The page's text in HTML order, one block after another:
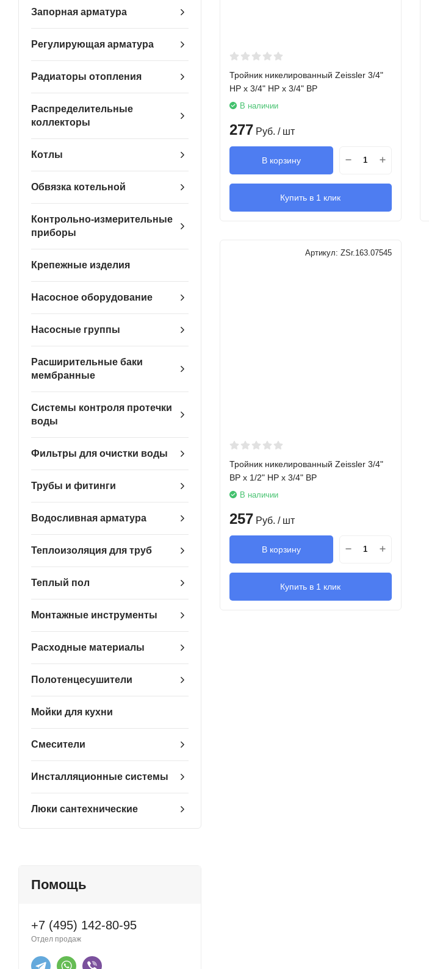
Запорная арматура
Регулирующая арматура
Радиаторы отопления
Распределительные
коллекторы
Котлы
Обвязка котельной
Контрольно-измерительные
приборы
Крепежные изделия
Насосное оборудование
Насосные группы
Расширительные баки
мембранные
Системы контроля протечки
воды
Фильтры для очистки воды
Трубы и фитинги
Водосливная арматура
Теплоизоляция для труб
Теплый пол
Монтажные инструменты
Расходные материалы
Полотенцесушители
Мойки для кухни
Смесители
Инсталляционные системы
Люки сантехнические
Помощь
+7 (495) 142-80-95
Отдел продаж
Тройник никелированный Zeissler 3/4"
НР х 3/4" НР х 3/4" ВР
В наличии
277 Руб. / шт
В корзину
Купить в 1 клик
Артикул: ZSr.163.07545
Тройник никелированный Zeissler 3/4"
ВР х 1/2" НР х 3/4" ВР
В наличии
257 Руб. / шт
В корзину
Купить в 1 клик